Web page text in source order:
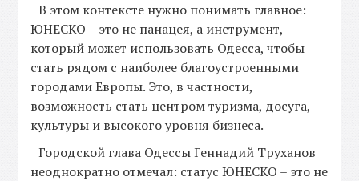
В этом контексте нужно понимать главное:
ЮНЕСКО – это не панацея, а инструмент,
который может использовать Одесса, чтобы
стать рядом с наиболее благоустроенными
городами Европы. Это, в частности,
возможность стать центром туризма, досуга,
культуры и высокого уровня бизнеса.
Городской глава Одессы Геннадий Труханов
неоднократно отмечал: статус ЮНЕСКО – это не